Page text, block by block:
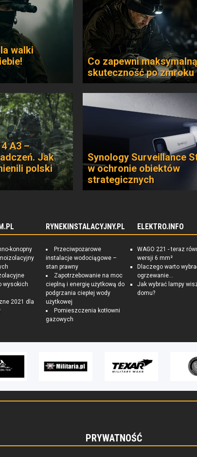
walki
Co zapewni maksymalną
skuteczność po zmroku
A3 –
Jak
polski
Synology Surveillance
w ochronie obiektów
strategicznych
konopny
wysokich
2021 dla
RYNEKINSTALACYJNY.PL
Przeciwpożarowe
instalacje wodociągowe –
stan prawny
Zapotrzebowanie na moc
cieplną i energię użytkową do
podgrzania ciepłej wody
użytkowej
Pomieszczenia kotłowni
gazowych
ELEKTRO.INFO
WAGO 221 - teraz
wersji 6 mm²
Dlaczego warto
ogrzewanie...
Jak wybrać lampy
domu?
PRYWATNOŚĆ